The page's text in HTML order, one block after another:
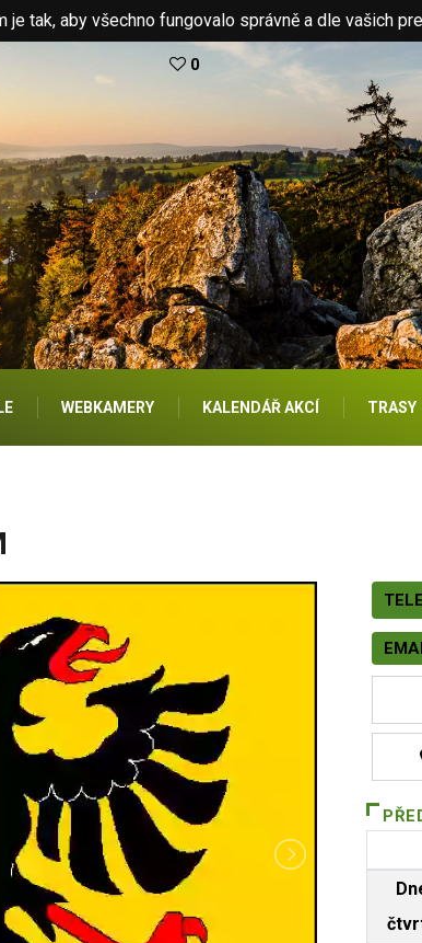
tak, aby všechno fungovalo správně a dle vašich
0
WEBKAMERY KALENDÁŘ AKCÍ TRASY